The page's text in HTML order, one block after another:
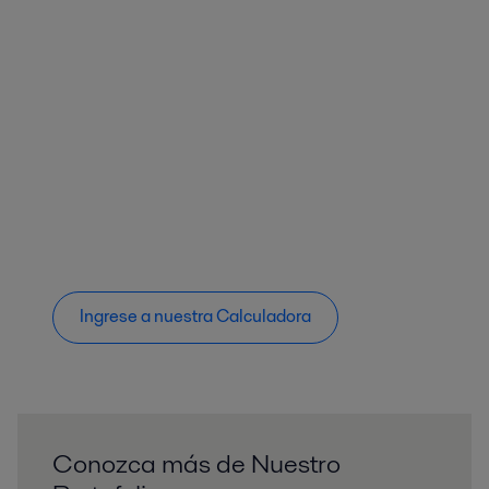
Ingrese a nuestra Calculadora
Conozca más de Nuestro